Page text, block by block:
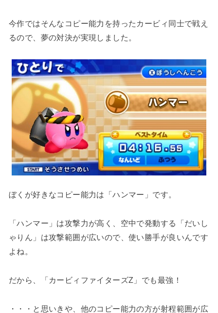
今作ではそんなコピー能力を持ったカービィ同士で戦え
るので、夢の対決が実現しました。
ぼくが好きなコピー能力は「ハンマー」です。
「ハンマー」は攻撃力が高く、空中で発動する「だいし
ゃりん」は攻撃範囲が広いので、使い勝手が良いんです
よね。
だから、「カービィファイターズZ」でも最強！
・・・と思いきや、他のコピー能力の方が射程範囲が広